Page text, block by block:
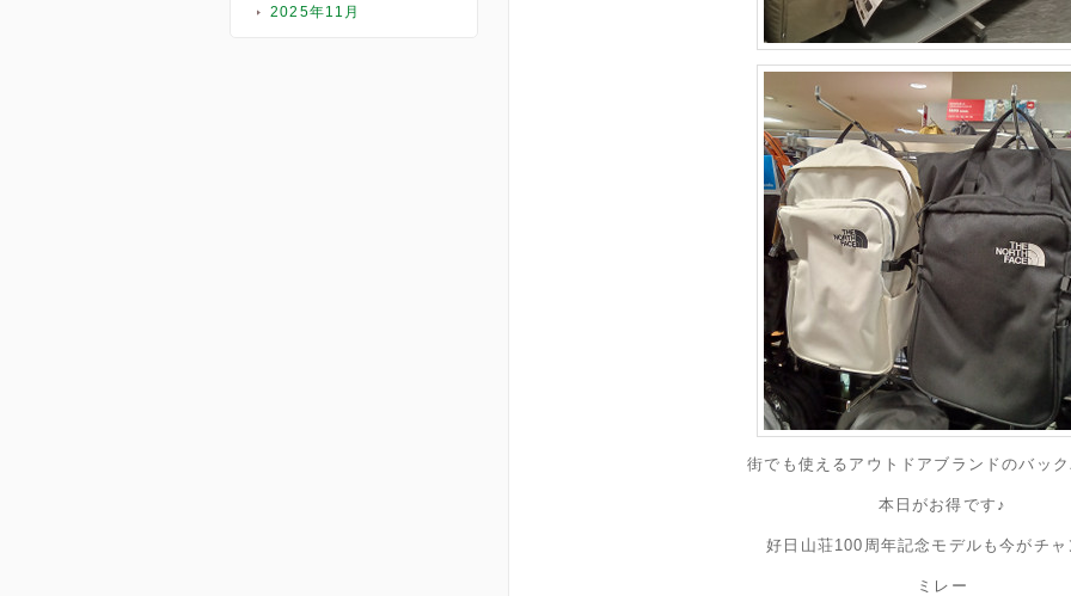
2025年11月
街でも使えるアウトドアブランドのバッ
本日がお得です♪
好日山荘100周年記念モデルも今がチ
ミレー